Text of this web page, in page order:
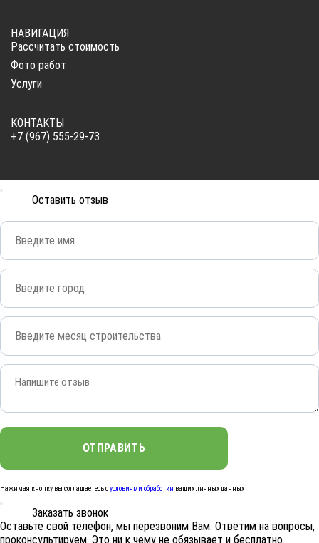
НАВИГАЦИЯ
Рассчитать стоимость
Фото работ
Услуги
КОНТАКТЫ
+7 (967) 555-29-73
Оставить отзыв
Нажимая кнопку вы соглашаетесь сусловиями обработки ваших личных данных
Заказать звонок
Оставьте свой телефон, мы перезвоним Вам. Ответим на вопросы,
проконсультируем. Это ни к чему не обязывает и бесплатно.